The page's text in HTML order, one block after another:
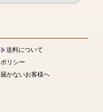
送料について
リシー
かないお客様へ